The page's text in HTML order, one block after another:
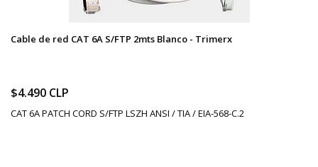
Cable de red CAT 6A S/FTP 2mts Blanco - Trimerx
$4.490 CLP
CAT 6A PATCH CORD S/FTP LSZH ANSI / TIA / EIA-568-C.2